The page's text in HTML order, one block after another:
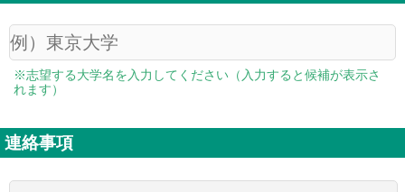
※志望する大学名を入力してください（入力すると候補が表示さ
れます）
連絡事項